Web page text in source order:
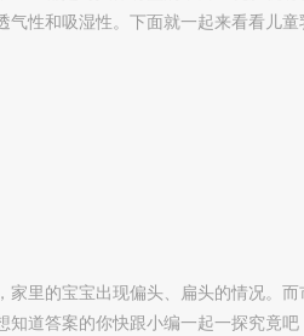
性和吸湿性。下面就一起来看看儿童
里的宝宝出现偏头、扁头的情况。
道答案的你快跟小编一起一探究竟吧